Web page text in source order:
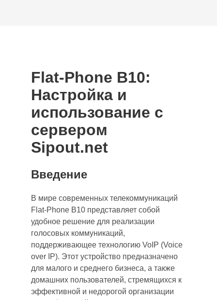
Flat-Phone B10:
Настройка и
использование с
сервером
Sipout.net
Введение
В мире современных телекоммуникаций
Flat-Phone B10 представляет собой
удобное решение для реализации
голосовых коммуникаций,
поддерживающее технологию VoIP (Voice
over IP). Этот устройство предназначено
для малого и среднего бизнеса, а также
домашних пользователей, стремящихся к
эффективной и недорогой организации